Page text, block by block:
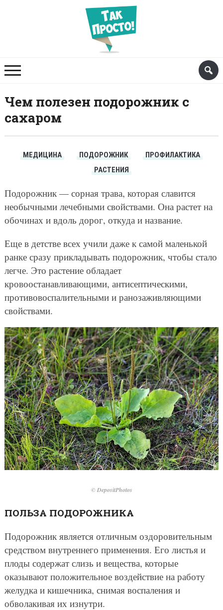
Чем полезен подорожник с
сахаром
МЕДИЦИНА ПОДОРОЖНИК
ПРОФИЛАКТИКА
РАСТЕНИЯ
Подорожник — сорная трава, которая славится
необычными лечебными свойствами. Она растет на
обочинах и вдоль дорог, откуда и название.
Еще в детстве всех учили даже к самой маленькой
ранке сразу прикладывать подорожник, чтобы стало
легче. Это растение обладает
кровоостанавливающими, антисептическими,
противовоспалительными и ранозаживляющими
свойствами.
© DepositPhotos
ПОЛЬЗА ПОДОРОЖНИКА
Подорожник является отличным оздоровительным
средством внутреннего применения. Его листья и
плоды содержат слизь и вещества, которые
оказывают положительное воздействие на работу
желудка и кишечника, снимая воспаления и
обволакивая их изнутри.